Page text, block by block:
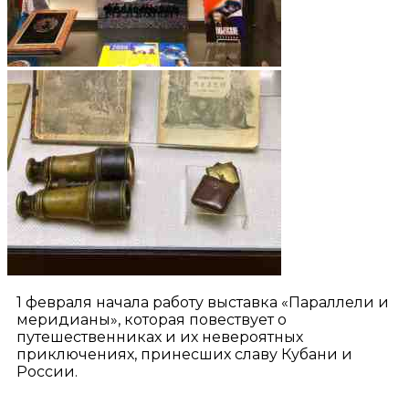
1 февраля начала работу выставка «Параллели и
меридианы», которая повествует о
путешественниках и их невероятных
приключениях, принесших славу Кубани и
России.